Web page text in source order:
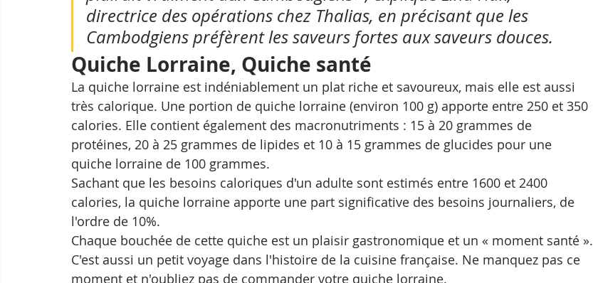
directrice des opérations chez Thalias, en précisant que les
Cambodgiens préfèrent les saveurs fortes aux saveurs douces.
Quiche Lorraine, Quiche santé
La quiche lorraine est indéniablement un plat riche et savoureux, mais elle est aussi
très calorique. Une portion de quiche lorraine (environ 100 g) apporte entre 250 et 350
calories. Elle contient également des macronutriments : 15 à 20 grammes de
protéines, 20 à 25 grammes de lipides et 10 à 15 grammes de glucides pour une
quiche lorraine de 100 grammes.
Sachant que les besoins caloriques d'un adulte sont estimés entre 1600 et 2400
calories, la quiche lorraine apporte une part significative des besoins journaliers, de
l'ordre de 10%.
Chaque bouchée de cette quiche est un plaisir gastronomique et un « moment santé ».
C'est aussi un petit voyage dans l'histoire de la cuisine française. Ne manquez pas ce
moment et n'oubliez pas de commander votre quiche lorraine.